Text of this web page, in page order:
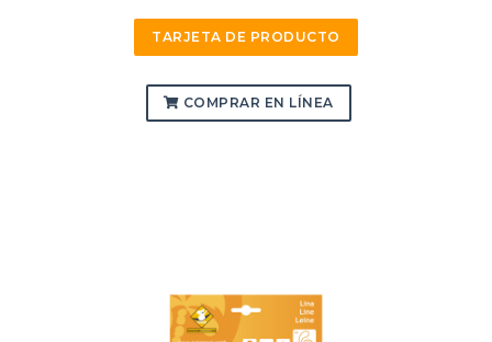
TARJETA DE PRODUCTO
COMPRAR EN LÍNEA